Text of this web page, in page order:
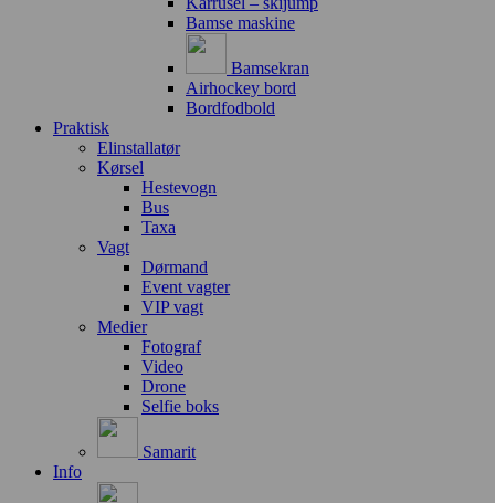
Bamse maskine
Bamsekran
Airhockey bord
Bordfodbold
Praktisk
Elinstallatør
Kørsel
Hestevogn
Bus
Taxa
Vagt
Dørmand
Event vagter
VIP vagt
Medier
Fotograf
Video
Drone
Selfie boks
Samarit
Info